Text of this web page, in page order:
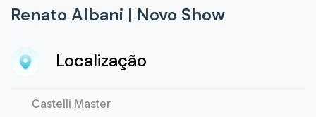
Renato Albani | Novo Show
Localização
Castelli Master